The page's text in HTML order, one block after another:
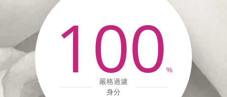
100 %
嚴格過濾
身分